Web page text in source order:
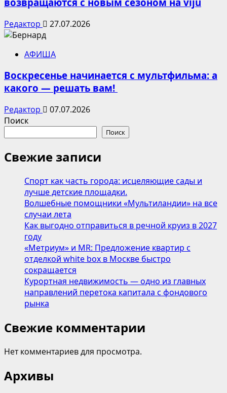
Редактор 27.07.2026
АФИША
Воскресенье начинается с мультфильма: а
какого — решать вам!
Редактор
07.07.2026
Поиск
Поиск
Свежие записи
Спорт как часть города: исцеляющие сады и
лучше детские площадки.
Волшебные помощники «Мультиландии» на все
случаи лета
Как выгодно отправиться в речной круиз в 2027
году
«Метриум» и MR: Предложение квартир с
отделкой white box в Москве быстро
сокращается
Курортная недвижимость — одно из главных
направлений перетока капитала с фондового
рынка
Свежие комментарии
Нет комментариев для просмотра.
Архивы